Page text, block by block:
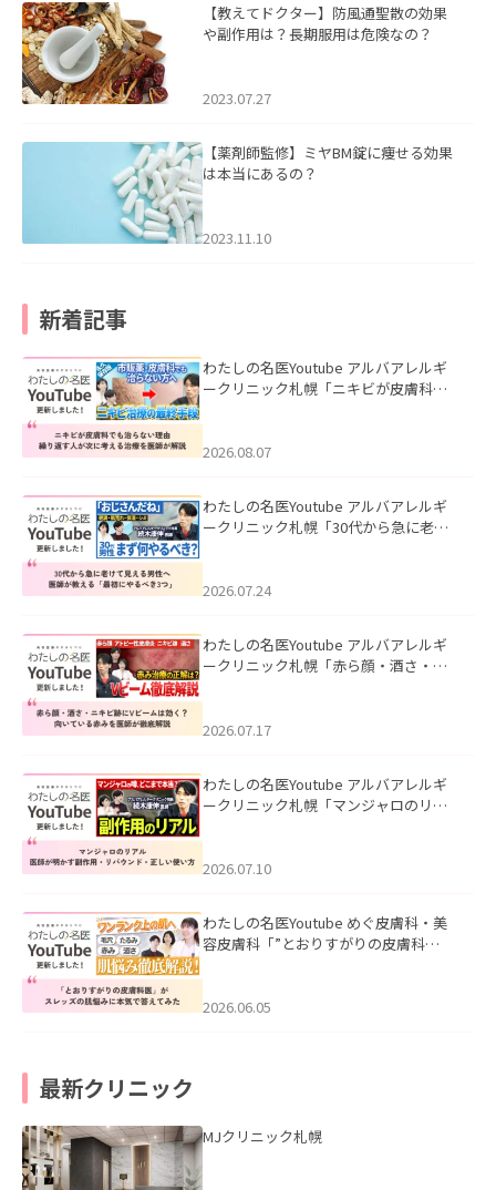
【教えてドクター】防風通聖散の効果
や副作用は？長期服用は危険なの？
2023.07.27
【薬剤師監修】ミヤBM錠に痩せる効果
は本当にあるの？
2023.11.10
新着記事
わたしの名医Youtube アルバアレルギ
ークリニック札幌「ニキビが皮膚科で
ました。
2026.08.07
わたしの名医Youtube アルバアレルギ
ークリニック札幌「30代から急に老け
た。
2026.07.24
わたしの名医Youtube アルバアレルギ
ークリニック札幌「赤ら顔・酒さ・ニ
した。
2026.07.17
わたしの名医Youtube アルバアレルギ
ークリニック札幌「マンジャロのリア
た。
2026.07.10
わたしの名医Youtube めぐ皮膚科・美
容皮膚科「”とおりすがりの皮膚科
2026.06.05
最新クリニック
MJクリニック札幌